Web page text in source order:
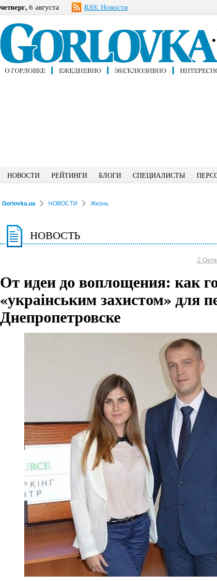
четверг, 6 августа RSS: Новости
НОВОСТИ РЕЙТИНГИ БЛОГИ СПЕЦИАЛИСТЫ
Gorlovka.ua НОВОСТИ Жизнь
НОВОСТЬ
2
От идеи до воплощения: как
«украінським захистом» для
Днепропетровске